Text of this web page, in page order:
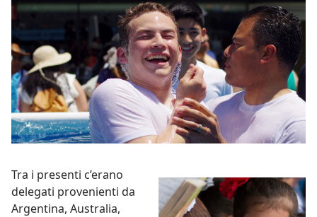
Tra i presenti c’erano
delegati provenienti da
Argentina, Australia,